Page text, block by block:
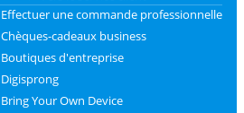
Effectuer une commande professionnelle
Chèques-cadeaux business
Boutiques d'entreprise
Digisprong
Bring Your Own Device